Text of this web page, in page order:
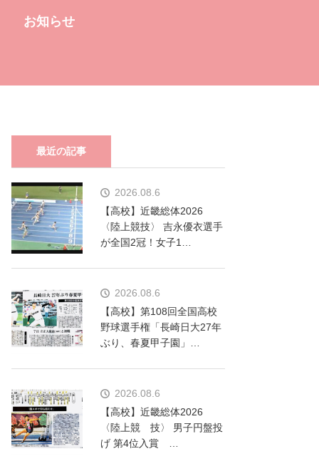
お知らせ
最近の記事
2026.08.6
【高校】近畿総体2026
〈陸上競技〉 吉永優衣選手
が全国2冠！女子1…
2026.08.6
【高校】第108回全国高校
野球選手権「長崎日大27年
ぶり、春夏甲子園」…
2026.08.6
【高校】近畿総体2026
〈陸上競 技〉 男子円盤投
げ 第4位入賞 …